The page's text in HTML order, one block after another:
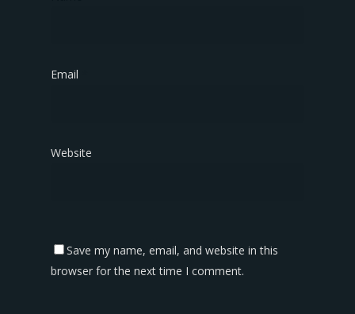
Email
Website
Save my name, email, and website in this
browser for the next time I comment.